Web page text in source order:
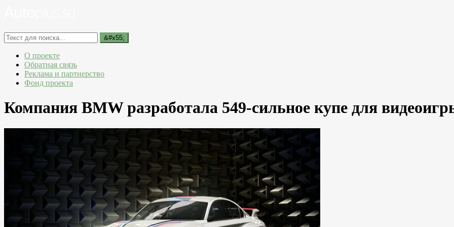
О проекте
Обратная связь
Реклама и партнерство
Фонд проекта
Компания BMW разработала 549-сильное купе для